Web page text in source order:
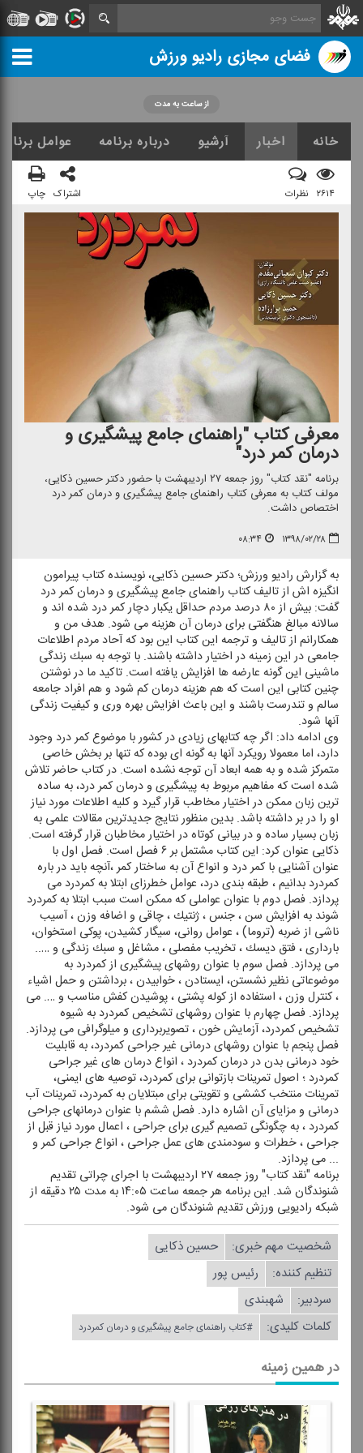
فضای مجازی رادیو ورزش
از ساعت به مدت
خانه اخبار آرشیو درباره برنامه عوامل برنامه
۲۶۱۴ نظرات اشتراک چاپ
معرفی كتاب "راهنمای جامع پیشگیری و
درمان كمر درد"
برنامه "نقد كتاب" روز جمعه ۲۷ اردیبهشت با حضور دكتر حسین ذكایی،
مولف كتاب به معرفی كتاب راهنمای جامع پیشگیری و درمان كمر درد
اختصاص داشت.
۱۳۹۸/۰۲/۲۸ ۰۸:۳۴
به گزارش رادیو ورزش؛ دكتر حسین ذكایی، نویسنده كتاب پیرامون
انگیزه اش از تالیف كتاب راهنمای جامع پیشگیری و درمان كمر درد
گفت: بیش از ۸۰ درصد مردم حداقل یكبار دچار كمر درد شده اند و
سالانه مبالغ هنگفتی برای درمان آن هزینه می شود. هدف من و
همكارانم از تالیف و ترجمه این كتاب این بود كه آحاد مردم اطلاعات
جامعی در این زمینه در اختیار داشته باشند. با توجه به سبك زندگی
ماشینی این گونه عارضه ها افزایش یافته است. تاكید ما در نوشتن
چنین كتابی این است كه هم هزینه درمان كم شود و هم افراد جامعه
سالم و تندرست باشند و این باعث افزایش بهره وری و كیفیت زندگی
آنها شود.
وی ادامه داد: اگر چه كتابهای زیادی در كشور با موضوع كمر درد وجود
دارد، اما معمولا رویكرد آنها به گونه ای بوده كه تنها بر بخش خاصی
متمركز شده و به همه ابعاد آن توجه نشده است. در كتاب حاضر تلاش
شده است كه مفاهیم مربوط به پیشگیری و درمان كمر درد، به ساده
ترین زبان ممكن در اختیار مخاطب قرار گیرد و كلیه اطلاعات مورد نیاز
او را در بر داشته باشد. بدین منظور نتایج جدیدترین مقالات علمی به
زبان بسیار ساده و در بیانی كوتاه در اختیار مخاطبان قرار گرفته است.
ذكایی عنوان كرد: این كتاب مشتمل بر ۶ فصل است. فصل اول با
عنوان آشنایی با كمر درد و انواع آن به ساختار كمر ،آنچه باید در باره
كمردرد بدانیم ، طبقه بندی درد، عوامل خطرزای ابتلا به كمردرد می
پردازد. فصل دوم با عنوان عواملی كه ممكن است سبب ابتلا به كمردرد
شوند به افزایش سن ، جنس ، ژنتیك ، چاقی و اضافه وزن ، آسیب
ناشی از ضربه (تروما) ، عوامل روانی، سیگار كشیدن، پوكی استخوان،
بارداری ، فتق دیسك ، تخریب مفصلی ، مشاغل و سبك زندگی و …..
می پردازد. فصل سوم با عنوان روشهای پیشگیری از كمردرد به
موضوعاتی نظیر نشستن، ایستادن ، خوابیدن ، برداشتن و حمل اشیاء
، كنترل وزن ، استفاده از كوله پشتی ، پوشیدن كفش مناسب و …. می
پردازد. فصل چهارم با عنوان روشهای تشخیص كمردرد به شیوه
تشخیص كمردرد، آزمایش خون ، تصویربرداری و میلوگرافی می پردازد.
فصل پنجم با عنوان روشهای درمانی غیر جراحی كمردرد، به قابلیت
خود درمانی بدن در درمان كمردرد ، انواع درمان های غیر جراحی
كمردرد ؛ اصول تمرینات بازتوانی برای كمردرد، توصیه های ایمنی،
تمرینات منتخب كششی و تقویتی برای مبتلایان به كمردرد، تمرینات آب
درمانی و مزایای آن اشاره دارد. فصل ششم با عنوان درمانهای جراحی
كمردرد ، به چگونگی تصمیم گیری برای جراحی ، اعمال مورد نیاز قبل از
جراحی ، خطرات و سودمندی های عمل جراحی ، انواع جراحی كمر و
... می پردازد.
برنامه "نقد كتاب" روز جمعه ۲۷ اردیبهشت با اجرای چراتی تقدیم
شنوندگان شد. این برنامه هر جمعه ساعت ۱۴:۰۵ به مدت ۲۵ دقیقه از
شبكه رادیویی ورزش تقدیم شنوندگان می شود.
شخصیت مهم خبری:
حسین ذكایی
تنظیم كننده:
رئیس پور
سردبیر:
شهبندی
کلمات کلیدی:
#كتاب راهنمای جامع پیشگیری و درمان كمردرد
در همین زمینه